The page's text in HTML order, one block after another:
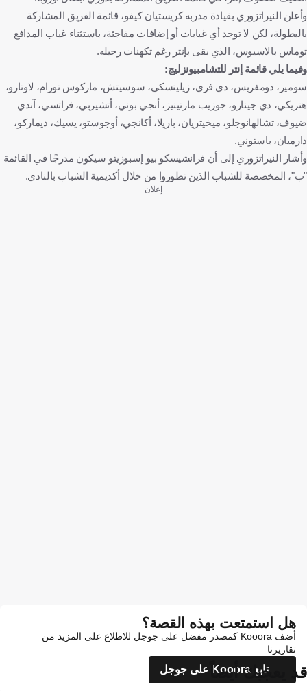
وأعلن النيراتزوري بقيادة مدربه كريستيان كيفو، قائمة الفريق المشاركة
بالبطولة، لكن لا توجد أي غيابات أو إضافات مفاجئة، باستثناء غياب المدافع
توماس بالاسيوس، الذي بقى بإنتر رغم تكهنات رحيله.
وفيما يلي قائمة إنتر للتشامبيونزليج:
سومير، دومفريس، دي فري، زيلينسكي، سوسيتش، ماركوس تورام، لاوتارو،
هنريكي، دي جينارو، جوزيب مارتينيز، أنجي بوني، أتشيربي، فراتسي، آندي
ضيوف، تشالهانوجلو، ميخيتريان، باريلا، أكانجي، أوجوستو، يسيك، ديماركو،
دارميان، باستوني.
وأشار النيراتزوري إلى أن فرانشيسكو بيو إسبوزيتو سيكون مدرجًا في القائمة
"ب"، المخصصة للشباب الذين تطوروا من خلال أكديمية الشباب بالنادي.
إعلان
هل استمتعت بهذه القصة؟
أضف Kooora كمصدر مفضل على جوجل للاطلاع على المزيد من
تقاريرنا
تابع Kooora على جوجل
قد يعجبك أيضاً